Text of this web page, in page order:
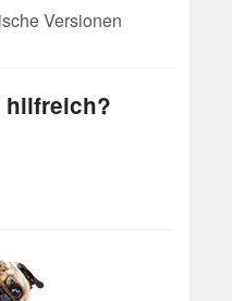
Versionen
hilfreich?